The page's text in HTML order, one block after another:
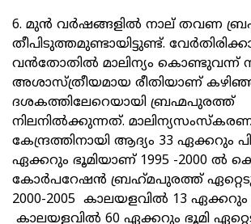
6. മുന്‍ വര്‍ഷങ്ങളില്‍ നാല് തവണ
തീപിടുത്തമുണ്ടായിട്ടുണ്ട്.
വന്‍തോതില്‍ മാലിന്യം കൊണ്ടുവന്ന്
അശാസ്ത്രീയമായ രീതിയാണ്
ദശകത്തിലേറെയായി ബ്രഹ്മപുരത്ത്
നിലനില്‍ക്കുന്നത്.
കേന്ദ്രത്തിനായി ആദ്യം 33 ഏക്കറും
ഏക്കറും ഭൂമിയാണ് 1995 -2000 ല്‍
കോര്‍പറേഷന്‍ ബ്രഹ്‌മപുരത്ത്
2000-2005 കാലയളവില്‍ 13 ഏക്കറും
കാലയളവില്‍ 60 ഏക്കറും ഭൂമി